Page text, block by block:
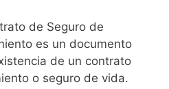
de Seguro de
es un documento
de un contrato
o seguro de vida.